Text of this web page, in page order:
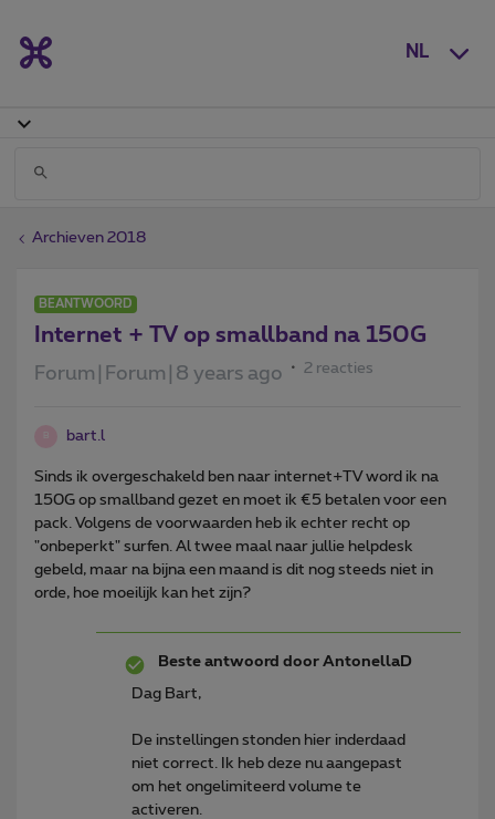
NL
Archieven 2018
BEANTWOORD
Internet + TV op smallband na 150G
Forum|Forum|8 years ago 2 reacties
bart.l
Sinds ik overgeschakeld ben naar internet+TV word ik na
150G op smallband gezet en moet ik €5 betalen voor een
pack. Volgens de voorwaarden heb ik echter recht op
"onbeperkt" surfen. Al twee maal naar jullie helpdesk
gebeld, maar na bijna een maand is dit nog steeds niet in
orde, hoe moeilijk kan het zijn?
Beste antwoord door AntonellaD
Dag Bart,
De instellingen stonden hier inderdaad
niet correct. Ik heb deze nu aangepast
om het ongelimiteerd volume te
activeren.